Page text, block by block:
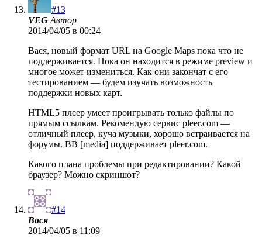
#13
VEG Автор
2014/04/05 в 00:24
Вася, новый формат URL на Google Maps пока что не
поддерживается. Пока он находится в режиме preview и
многое может измениться. Как они закончат с его
тестированием — будем изучать возможность
поддержки новых карт.
HTML5 плеер умеет проигрывать только файлы по
прямым ссылкам. Рекомендую сервис pleer.com —
отличный плеер, куча музыки, хорошо встраивается на
форумы. BB [media] поддерживает pleer.com.
Какого плана проблемы при редактировании? Какой
браузер? Можно скриншот?
#14
Вася
2014/04/05 в 11:09